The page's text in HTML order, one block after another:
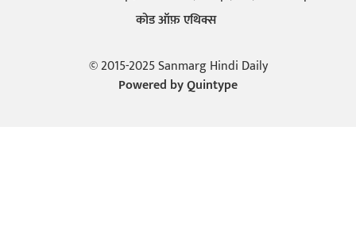
कोड ऑफ़ एथिक्स
© 2015-2025 Sanmarg Hindi Daily
Powered byQuintype